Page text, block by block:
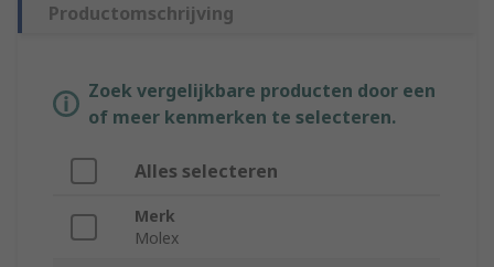
Productomschrijving
Zoek vergelijkbare producten door een
of meer kenmerken te selecteren.
Alles selecteren
Merk
Molex